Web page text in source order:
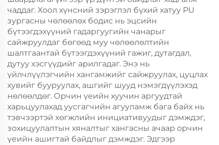
чаддаг. Хоол хүнсний зэрэглэл бүхий хатуу PU
зургасны чөлөөлөх бодис нь эцсийн
бүтээгдэхүүний гадаргуугийн чанарыг
сайжруулдаг бөгөөд муу чөлөөлөлтийн
шалтгаантай бүтээгдэхүүний гажиг, дутагдал,
дутуу хэсгүүдийг арилгадаг. Энэ нь
үйлчлүүлэгчийн хангамжийг сайжруулах, цуцлах
хувийг бууруулах, ашгийг шууд нэмэгдүүлэхэд
нөлөөлдөг. Орчин үеийн хуучин аргуудтай
харьцуулахад уусгагчийн агууламж бага байх нь
тэвчээртэй хөгжлийн инициативуудыг дэмждэг,
зохицуулалтын хяналтыг хангасны ачаар орчин
үеийн ашигтай байдлыг дэмждэг. Эдгээр